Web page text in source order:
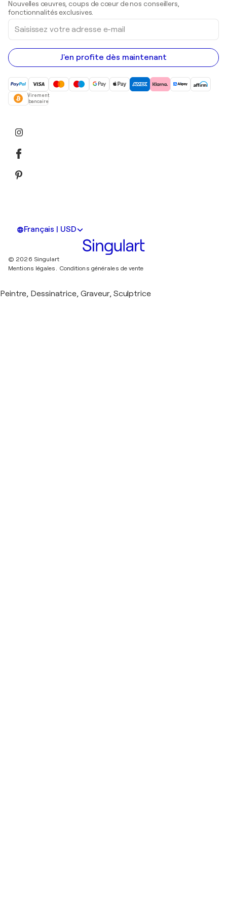
Peintures acryliques
Nouvelles œuvres, coups de cœur de nos conseillers,
fonctionnalités exclusives.
Saisissez
votre
adresse
e-
mail
J'en profite dès maintenant
Virement
bancaire
Français | USD
© 2026 Singulart
Mentions légales. Conditions générales de vente
Peintre, Dessinatrice, Graveur, Sculptrice